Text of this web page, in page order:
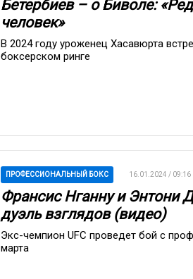
Бетербиев – о Биволе:
человек»
В 2024 году уроженец Хасавюрта
боксерском ринге
ПРОФЕССИОНАЛЬНЫЙ БОКС 16.01.2024 / 09:16
Франсис Нганну и Энтони
дуэль взглядов (видео)
Экс-чемпион UFC проведет бой с
марта